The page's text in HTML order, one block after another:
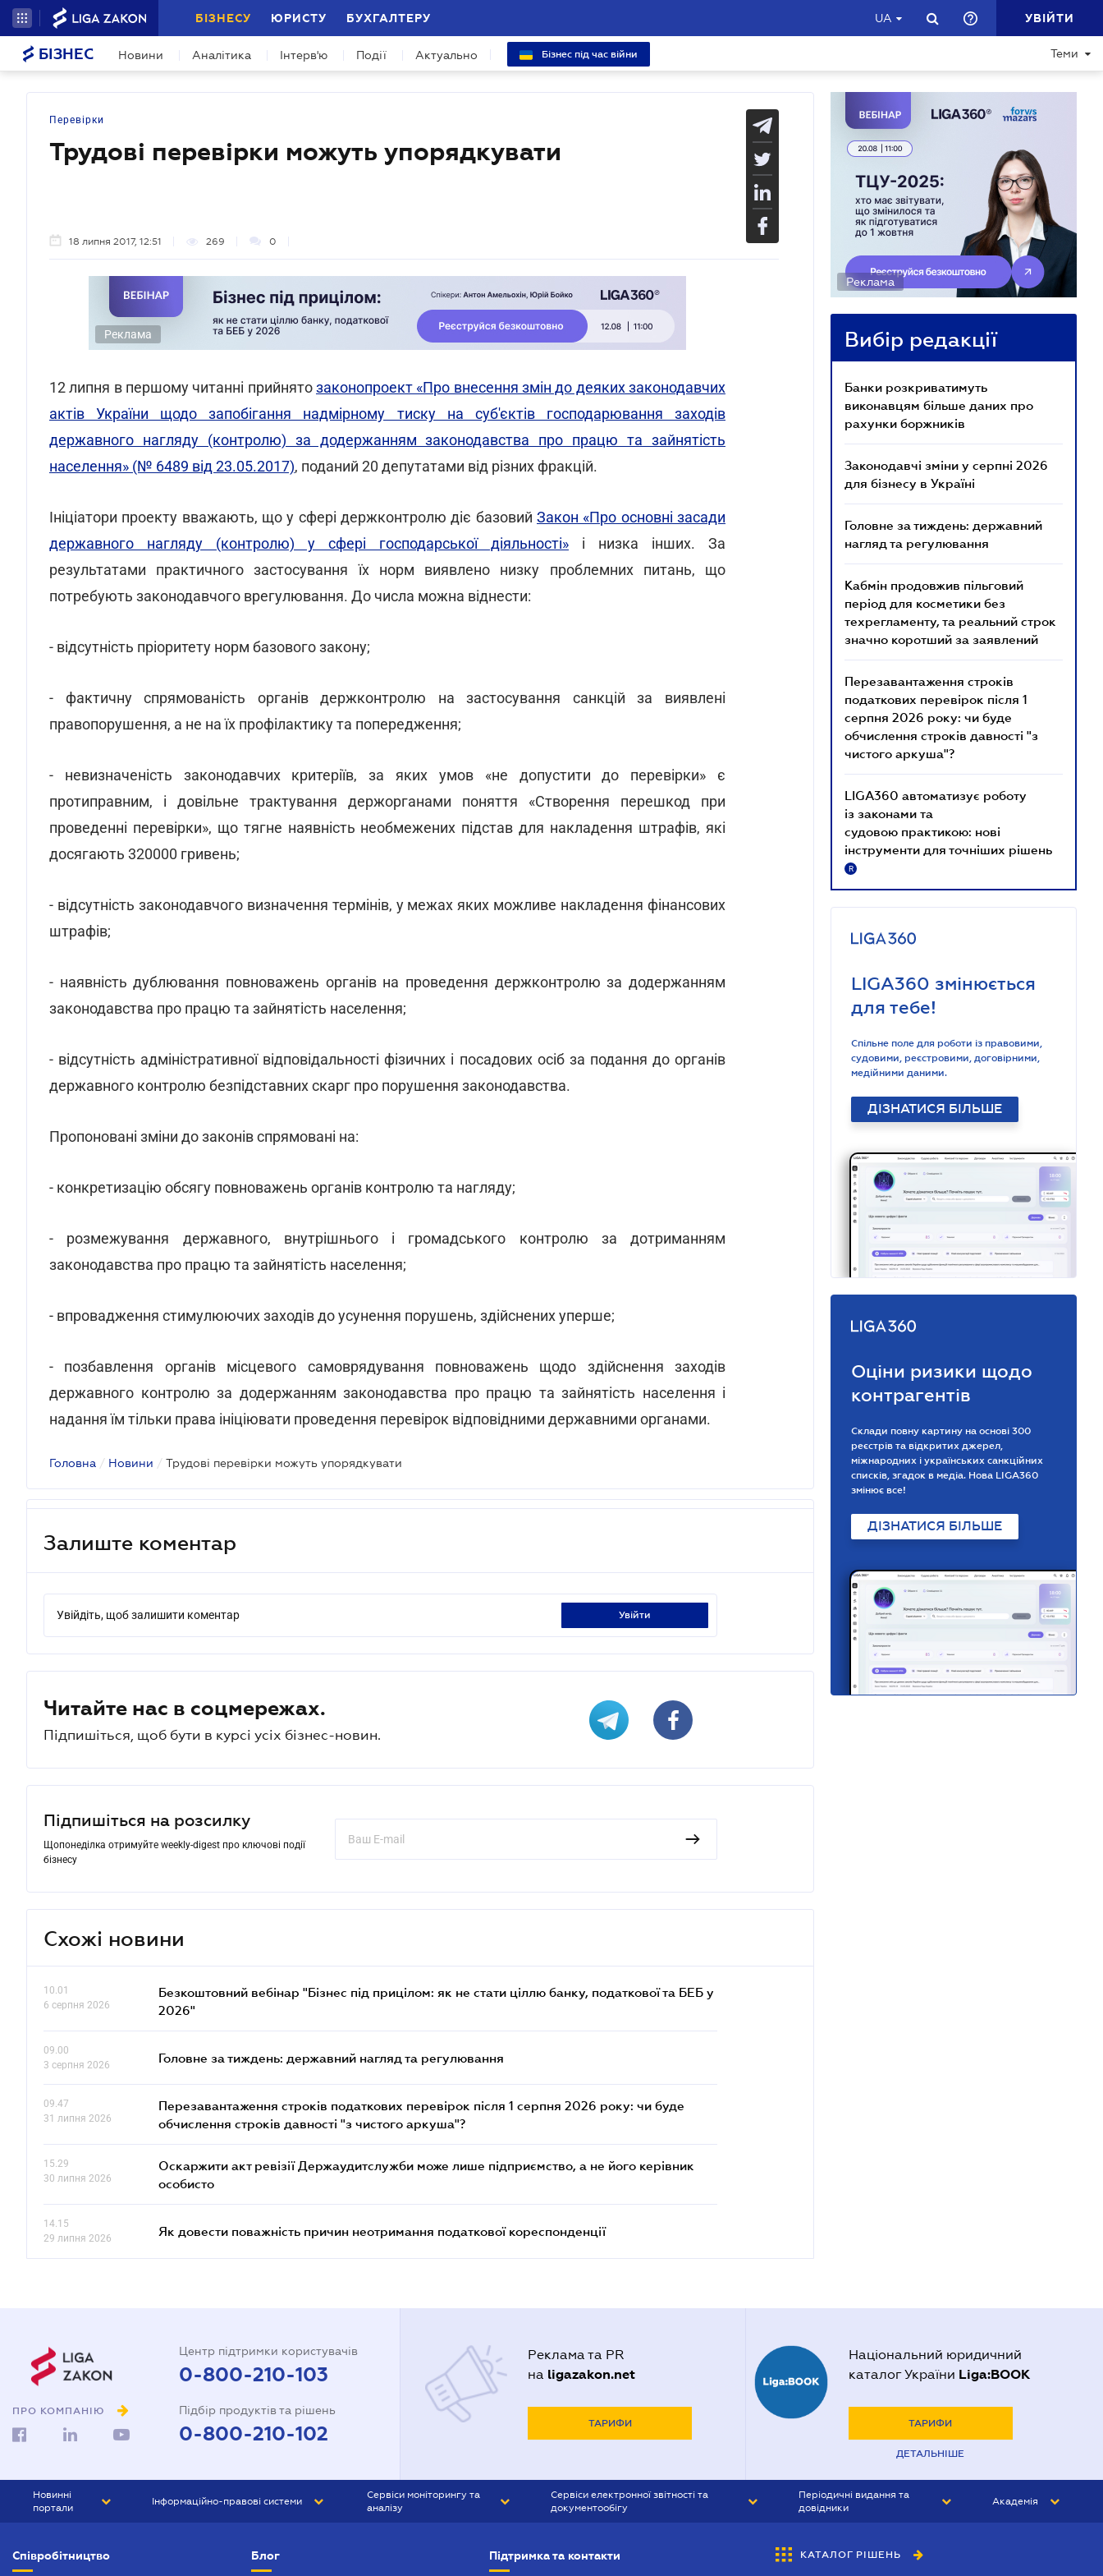
БІЗНЕСУ ЮРИСТУ БУХГАЛТЕРУ UA УВІЙТИ
БІЗНЕС Новини Аналітика Інтерв'ю Події Актуально Бізнес під час війни Теми
Перевірки
Трудові перевірки можуть упорядкувати
18 липня 2017, 12:51 269 0
Реклама
12 липня в першому читанні прийнятозаконопроект «Про внесення змін до деяких законодавчих
актів України щодо запобігання надмірному тиску на суб'єктів господарювання заходів
державного нагляду (контролю) за додержанням законодавства про працю та зайнятість
населення» (№ 6489 від 23.05.2017), поданий 20 депутатами від різних фракцій.
Ініціатори проекту вважають, що у сфері держконтролю діє базовий Закон «Про основні засади
державного нагляду (контролю) у сфері господарської діяльності» і низка інших. За
результатами практичного застосування їх норм виявлено низку проблемних питань, що
потребують законодавчого врегулювання. До числа можна віднести:
- відсутність пріоритету норм базового закону;
- фактичну спрямованість органів держконтролю на застосування санкцій за виявлені
правопорушення, а не на їх профілактику та попередження;
- невизначеність законодавчих критеріїв, за яких умов «не допустити до перевірки» є
протиправним, і довільне трактування держорганами поняття «Створення перешкод при
проведенні перевірки», що тягне наявність необмежених підстав для накладення штрафів, які
досягають 320000 гривень;
- відсутність законодавчого визначення термінів, у межах яких можливе накладення фінансових
штрафів;
- наявність дублювання повноважень органів на проведення держконтролю за додержанням
законодавства про працю та зайнятість населення;
- відсутність адміністративної відповідальності фізичних і посадових осіб за подання до органів
державного контролю безпідставних скарг про порушення законодавства.
Пропоновані зміни до законів спрямовані на:
- конкретизацію обсягу повноважень органів контролю та нагляду;
- розмежування державного, внутрішнього і громадського контролю за дотриманням
законодавства про працю та зайнятість населення;
- впровадження стимулюючих заходів до усунення порушень, здійснених уперше;
- позбавлення органів місцевого самоврядування повноважень щодо здійснення заходів
державного контролю за додержанням законодавства про працю та зайнятість населення і
надання їм тільки права ініціювати проведення перевірок відповідними державними органами.
Головна / Новини / Трудові перевірки можуть упорядкувати
Залиште коментар
Увійдіть, щоб залишити коментар увійти
Читайте нас в соцмережах.
Підпишіться, щоб бути в курсі усіх бізнес-новин.
Підпишіться на розсилку
Щопонеділка отримуйте weekly-digest про ключові події
бізнесу
Схожі новини
10.01
6 серпня 2026
Безкоштовний вебінар "Бізнес під прицілом: як не стати ціллю банку, податкової та БЕБ у
2026"
09.00
3 серпня 2026
Головне за тиждень: державний нагляд та регулювання
09.47
31 липня 2026
Перезавантаження строків податкових перевірок після 1 серпня 2026 року: чи буде
обчислення строків давності "з чистого аркуша"?
15.29
30 липня 2026
Оскаржити акт ревізії Держаудитслужби може лише підприємство, а не його керівник
особисто
14.15
29 липня 2026
Як довести поважність причин неотримання податкової кореспонденції
Реклама
Вибір редакції
Банки розкриватимуть
виконавцям більше даних про
рахунки боржників
Законодавчі зміни у серпні 2026
для бізнесу в Україні
Головне за тиждень: державний
нагляд та регулювання
Кабмін продовжив пільговий
період для косметики без
техрегламенту, та реальний строк
значно коротший за заявлений
Перезавантаження строків
податкових перевірок після 1
серпня 2026 року: чи буде
обчислення строків давності "з
чистого аркуша"?
LIGA360 автоматизує роботу
із законами та
судовою практикою: нові
інструменти для точніших рішень
R
LIGA360 змінюється
для тебе!
Спільне поле для роботи із правовими,
судовими, реєстровими, договірними,
медійними даними.
ДІЗНАТИСЯ БІЛЬШЕ
Оціни ризики щодо
контрагентів
Склади повну картину на основі 300
реєстрів та відкритих джерел,
міжнародних і українських санкційних
списків, згадок в медіа. Нова LIGA360
змінює все!
ДІЗНАТИСЯ БІЛЬШЕ
ПРО КОМПАНІЮ
Центр підтримки користувачів
0-800-210-103
Підбір продуктів та рішень
0-800-210-102
Реклама та PR
на ligazakon.net
ТАРИФИ
Національний юридичний
каталог України Liga:BOOK
ТАРИФИ
ДЕТАЛЬНІШЕ
Новинні
портали
БІЗНЕС
Інформаційно-правові системи
Сервіси моніторингу та
аналізу
Сервіси електронної звітності та
документообігу
Періодичні видання та
довідники
БУХГАЛТЕР&ЗАКОН
Академія
Співробітництво Блог Підтримка та контакти КАТАЛОГ РІШЕНЬ